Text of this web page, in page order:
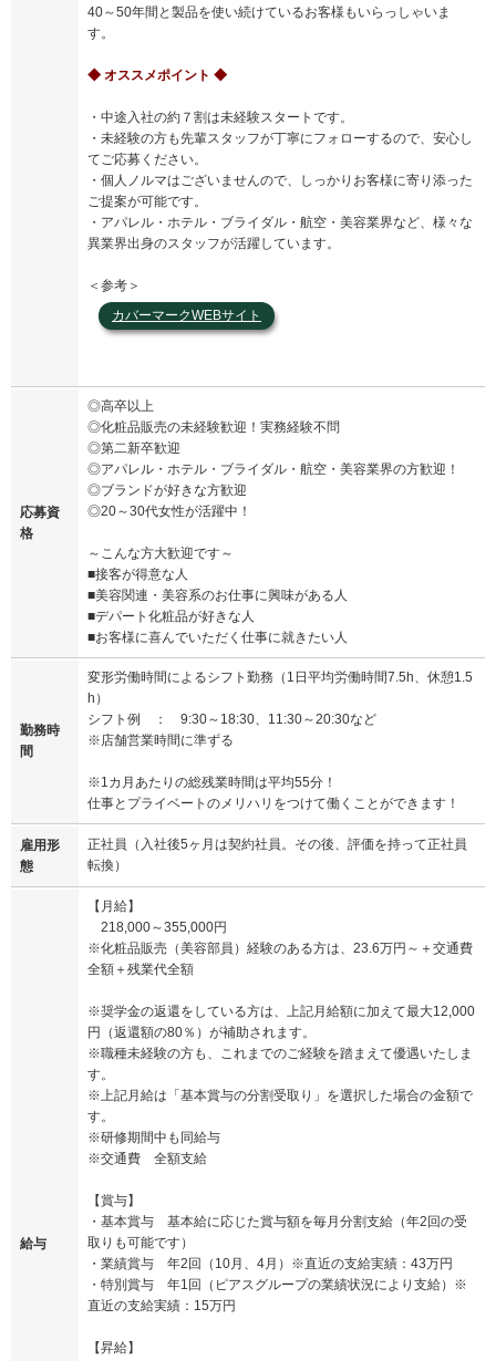
40～50年間と製品を使い続けているお客様もいらっしゃいま
す。
◆ オススメポイント ◆
・中途入社の約７割は未経験スタートです。
・未経験の方も先輩スタッフが丁寧にフォローするので、安心し
てご応募ください。
・個人ノルマはございませんので、しっかりお客様に寄り添った
ご提案が可能です。
・アパレル・ホテル・ブライダル・航空・美容業界など、様々な
異業界出身のスタッフが活躍しています。
＜参考＞
カバーマークWEBサイト
応募資
格
◎高卒以上
◎化粧品販売の未経験歓迎！実務経験不問
◎第二新卒歓迎
◎アパレル・ホテル・ブライダル・航空・美容業界の方歓迎！
◎ブランドが好きな方歓迎
◎20～30代女性が活躍中！
～こんな方大歓迎です～
■接客が得意な人
■美容関連・美容系のお仕事に興味がある人
■デパート化粧品が好きな人
■お客様に喜んでいただく仕事に就きたい人
勤務時
間
変形労働時間によるシフト勤務（1日平均労働時間7.5h、休憩1.5
h）
シフト例 ： 9:30～18:30、11:30～20:30など
※店舗営業時間に準ずる
※1カ月あたりの総残業時間は平均55分！
仕事とプライベートのメリハリをつけて働くことができます！
雇用形
態
正社員（入社後5ヶ月は契約社員。その後、評価を持って正社員
転換）
給与
【月給】
218,000～355,000円
※化粧品販売（美容部員）経験のある方は、23.6万円～＋交通費
全額＋残業代全額
※奨学金の返還をしている方は、上記月給額に加えて最大12,000
円（返還額の80％）が補助されます。
※職種未経験の方も、これまでのご経験を踏まえて優遇いたしま
す。
※上記月給は「基本賞与の分割受取り」を選択した場合の金額で
す。
※研修期間中も同給与
※交通費 全額支給
【賞与】
・基本賞与 基本給に応じた賞与額を毎月分割支給（年2回の受
取りも可能です）
・業績賞与 年2回（10月、4月）※直近の支給実績：43万円
・特別賞与 年1回（ピアスグループの業績状況により支給）※
直近の支給実績：15万円
【昇給】